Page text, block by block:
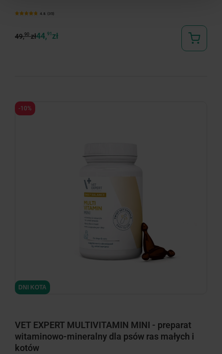
4.8 (35)
49,90zł44,91 zł
DNI KOTA
VET EXPERT MULTIVITAMIN MINI - preparat
witaminowo-mineralny dla psów ras małych i
kotów
-10%